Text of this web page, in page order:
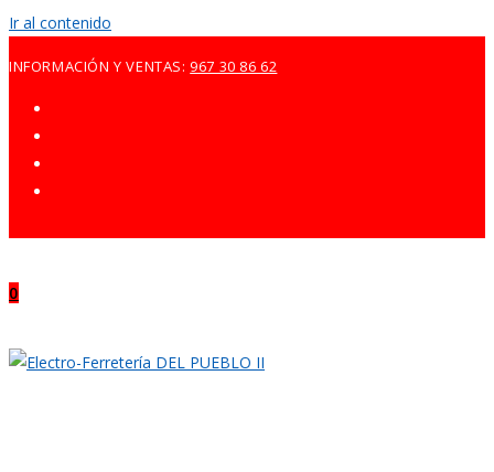
Ir al contenido
INFORMACIÓN Y VENTAS:967 30 86 62
0